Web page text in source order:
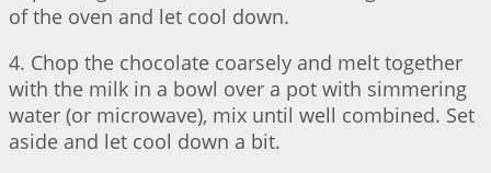
of the oven and let cool down.
4. Chop the chocolate coarsely and melt together
with the milk in a bowl over a pot with simmering
water (or microwave), mix until well combined. Set
aside and let cool down a bit.